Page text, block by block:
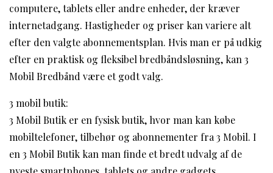
computere, tablets eller andre enheder, der kræver
internetadgang. Hastigheder og priser kan variere alt
efter den valgte abonnementsplan. Hvis man er på udkig
efter en praktisk og fleksibel bredbåndsløsning, kan 3
Mobil Bredbånd være et godt valg.
3 mobil butik:
3 Mobil Butik er en fysisk butik, hvor man kan købe
mobiltelefoner, tilbehør og abonnementer fra 3 Mobil. I
en 3 Mobil Butik kan man finde et bredt udvalg af de